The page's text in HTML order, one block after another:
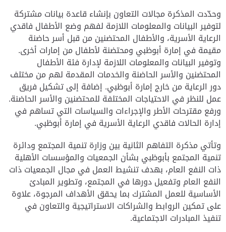
وحدّدت المذكرة مجالات التعاون بإنشاء قاعدة بيانات مشتركة
لتوفير البيانات والمعلومات اللازمة لفهم وضع الأطفال فاقدي
الرعاية الأسرية، والأطفال المحتضنين من قبل أسر حاضنة
مقيمة في إمارة أبوظبي ومحتضنة لأطفال من إمارات أخرى.
وتوفير البيانات والمعلومات اللازمة لإدارة فئة الأطفال
المحتضنين والأسر الحاضنة والخدمات المقدمة لهم من مختلف
دور الرعاية من خارج إمارة أبوظبي. إضافة إلى تشكيل فريق
عمل للنظر في الاحتياجات المختلفة للمحتضنين والأسر الحاضنة.
ورفع مقترحات الأطر والإجراءات والسياسات التي تساهم في
إدارة الحالات فاقدي الرعاية الأسرية في إمارة أبوظبي.
وتأتي مذكرة التفاهم الثانية بين وزارة تنمية المجتمع ودائرة
تنمية المجتمع بأبوظبي بشأن الجمعيات والمؤسسات الأهلية
ذات النفع العام، بهدف تنشيط العمل في مجال الجمعيات ذات
النفع العام وتفعيل دورها في المجتمع، وتطوير المبادئ
الأساسية للعمل المشترك بما يحقق الأهداف المرجوة، علاوة
على تمكين الروابط والشراكات الاستراتيجية والتعاون في
تنفيذ المبادرات الاجتماعية.